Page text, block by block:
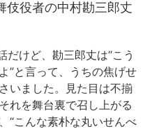
伎役者の中村勘三郎丈
だけど、勘三郎丈は“こう
”と言って、うちの焦げせ
いました。見た目は不揃
れを舞台裏で召し上がる
“こんな素朴な丸いせんべ